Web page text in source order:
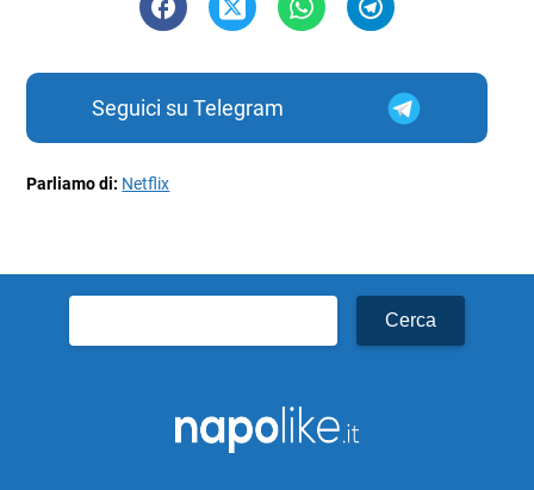
Seguici su Telegram
Parliamo di: Netflix
per: